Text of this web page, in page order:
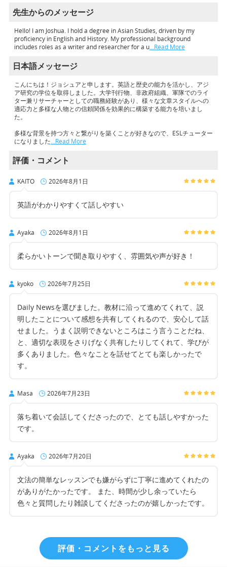
先生からのメッセージ
Hello! I am Joshua. I hold a degree in Asian Studies, driven by my
proficiency in English and History. My professional background
includes roles as a writer and researcher for a u…Read More
日本語メッセージ
こんにちは！ジョシュアと申します。英語と歴史の能力を活かし、アジ
ア研究の学位を取得しました。大学刊行物、非政府組織、軍隊でのライ
ター兼リサーチャーとしての職務経験があり、様々な文章スタイルへの
適応力と多様な人物との信頼関係を効果的に構築する能力を培いまし
た。
多様な背景を持つ方々と繋がりを築くことが好きなので、ESLチューター
になりました…Read More
評価・コメント
KAITO 2026年8月1日
英語がわかりやすくて話しやすい
Ayaka 2026年8月1日
柔らかいトーンで聞き取りやすく、雰囲気や声が好き！
kyoko 2026年7月25日
Daily Newsを選びました。教材に沿って進めてくれて、説
明したことについて感想を共有してくれるので、安心して話
せました。うまく説明できないところはこう言うことだね、
と、適切な表現をさりげなく共有したりしてくれて、学びが
多くありました。色々なことを話せてとても楽しかったで
す。
Masa 2026年7月23日
落ち着いて会話してくださったので、とても話しやすかった
です。
Ayaka 2026年7月20日
文法の簡単なレッスンでも嫌がらずに丁寧に進めてくれたの
がありがたかったです。 また、時間が少し余っていたら
色々と質問したり雑談してくださったのが嬉しかったです。
評価・コメントをもっと見る